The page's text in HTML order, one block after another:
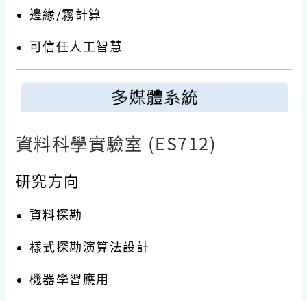
邊緣/霧計算
可信任人工智慧
資料科學實驗室 (ES712)
研究方向
資料探勘
樣式探勘演算法設計
機器學習應用